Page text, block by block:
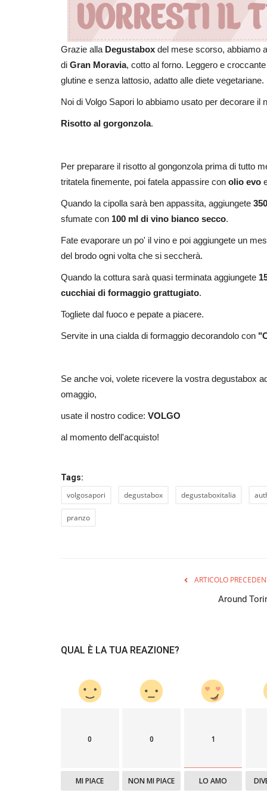
Grazie alla Degustabox del mese scorso, abbiamo
di Gran Moravia, cotto al forno. Leggero e
glutine e senza lattosio, adatto alle diete vegetariane.
Noi di Volgo Sapori lo abbiamo usato per decorare il
Risotto al gorgonzola.
Per preparare il risotto al gongonzola prima di tutto
tritatela finemente, poi fatela appassire con olio evo
Quando la cipolla sarà ben appassita, aggiungete
sfumate con 100 ml di vino bianco secco.
Fate evaporare un po' il vino e poi aggiungete un
del brodo ogni volta che si seccherà.
Quando la cottura sarà quasi terminata aggiungete
cucchiai di formaggio grattugiato.
Togliete dal fuoco e pepate a piacere.
Servite in una cialda di formaggio decorandolo con
Se anche voi, volete ricevere la vostra degustabox
omaggio,
usate il nostro codice: VOLGO
al momento dell'acquisto!
Tags:
volgosapori degustabox degustaboxitalia
pranzo
ARTICOLO
Around
QUAL È LA TUA REAZIONE?
0
MI PIACE
0
NON MI PIACE
1
LO AMO